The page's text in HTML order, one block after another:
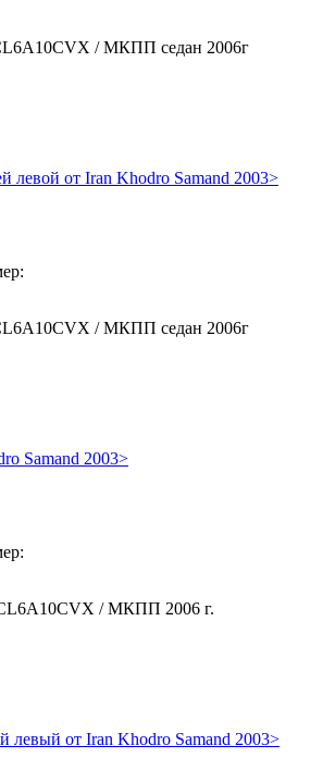
/ МКПП седан 2006г
левой от Iran Khodro Samand 2003>
/ МКПП седан 2006г
Samand 2003>
/ МКПП 2006 г.
левый от Iran Khodro Samand 2003>